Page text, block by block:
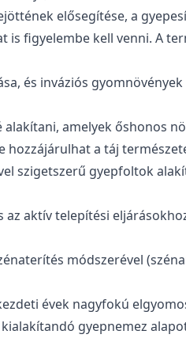
elősegítése, a
figyelembe kell venni. A
és inváziós
amelyek őshonos
a táj
szigetszerű gyepfoltok
aktív telepítési
módszerével
évek nagyfokú
gyepnemez